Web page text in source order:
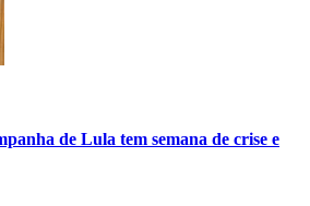
de Lula tem semana de crise e